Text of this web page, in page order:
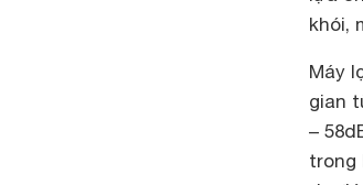
khói,
Máy
gian
–
trong